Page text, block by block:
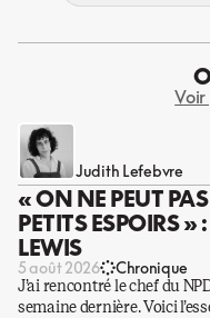
Voir
Judith Lefebvre
« ON NE PEUT PAS
PETITS ESPOIRS »
LEWIS
5 août 2026 Chronique
J’ai rencontré le chef du
semaine dernière. Voici